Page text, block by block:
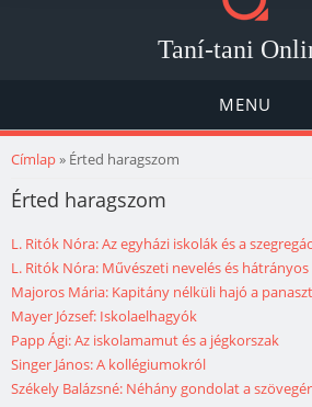
Taní-tani
MENU
Jelenlegi hely
Címlap» Érted haragszom
Érted haragszom
L. Ritók Nóra: Az egyházi iskolák és a
L. Ritók Nóra: Művészeti nevelés és
Majoros Mária: Kapitány nélküli hajó a
Mayer József: Iskolaelhagyók
Papp Ági: Az iskolamamut és a jégkorszak
Singer János: A kollégiumokról
Székely Balázsné: Néhány gondolat a